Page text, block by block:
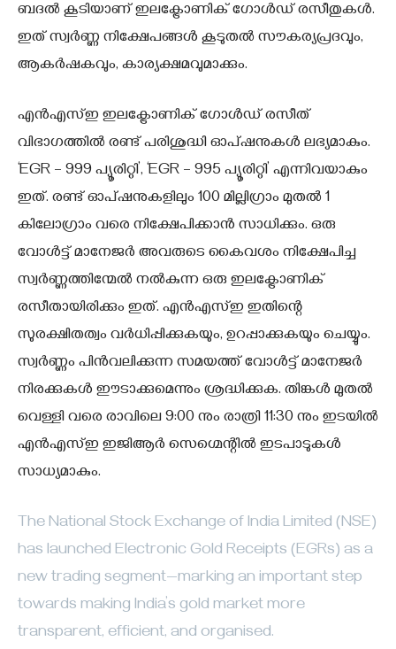
ബദല്‍ കൂടിയാണ് ഇലക്ട്രോണിക് ഗോള്‍ഡ് രസീതുകള്‍.
ഇത് സ്വര്‍ണ്ണ നിക്ഷേപങ്ങള്‍ കൂടുതല്‍ സൗകര്യപ്രദവും,
ആകര്‍ഷകവും, കാര്യക്ഷമവുമാക്കും.
എന്‍എസ്ഇ ഇലക്ട്രോണിക് ഗോള്‍ഡ് രസീത്
വിഭാഗത്തില്‍ രണ്ട് പരിശുദ്ധി ഓപ്ഷനുകള്‍ ലഭ്യമാകും.
‘EGR – 999 പ്യൂരിറ്റി’, ‘EGR – 995 പ്യൂരിറ്റി’ എന്നിവയാകും
ഇത്. രണ്ട് ഓപ്ഷനുകളിലും 100 മില്ലിഗ്രാം മുതല്‍ 1
കിലോഗ്രാം വരെ നിക്ഷേപിക്കാന്‍ സാധിക്കും. ഒരു
വോള്‍ട്ട് മാനേജര്‍ അവരുടെ കൈവശം നിക്ഷേപിച്ച
സ്വര്‍ണ്ണത്തിന്മേല്‍ നല്‍കുന്ന ഒരു ഇലക്ട്രോണിക്
രസീതായിരിക്കും ഇത്. എന്‍എസ്ഇ ഇതിന്റെ
സുരക്ഷിതത്വം വര്‍ധിപ്പിക്കുകയും, ഉറപ്പാക്കുകയും ചെയ്യും.
സ്വര്‍ണ്ണം പിന്‍വലിക്കുന്ന സമയത്ത് വോള്‍ട്ട് മാനേജര്‍
നിരക്കുകള്‍ ഈടാക്കുമെന്നും ശ്രദ്ധിക്കുക. തിങ്കള്‍ മുതല്‍
വെള്ളി വരെ രാവിലെ 9:00 നും രാത്രി 11:30 നും ഇടയില്‍
എന്‍എസ്ഇ ഇജിആര്‍ സെഗ്മെന്റില്‍ ഇടപാടുകള്‍
സാധ്യമാകും.
The National Stock Exchange of India Limited (NSE)
has launched Electronic Gold Receipts (EGRs) as a
new trading segment—marking an important step
towards making India’s gold market more
transparent, efficient, and organised.